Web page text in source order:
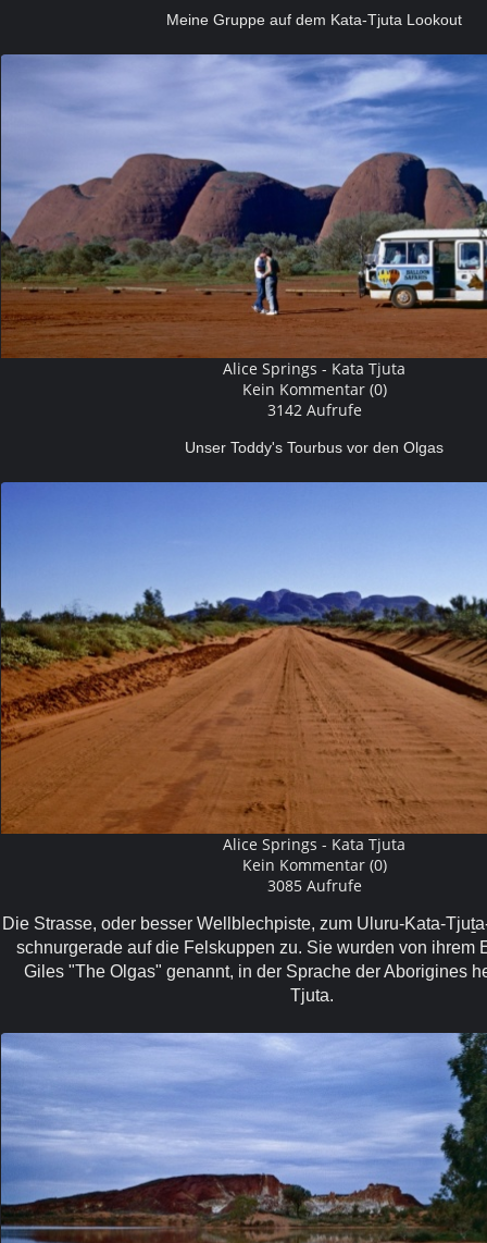
Meine Gruppe auf dem Kata-Tjuta Lookout
Alice Springs - Kata Tjuta
Kein Kommentar (0)
3142 Aufrufe
Unser Toddy's Tourbus vor den Olgas
Alice Springs - Kata Tjuta
Kein Kommentar (0)
3085 Aufrufe
Die Strasse, oder besser Wellblechpiste, zum Uluru-Kata-
schnurgerade auf die Felskuppen zu. Sie wurden von ihrem
Giles "The Olgas" genannt, in der Sprache der Aborigines
Tjuta.